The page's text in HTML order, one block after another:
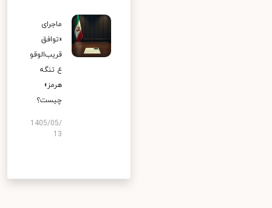
ماجرای
«توافق
قریب‌الوقو
ع تنگه
هرمز»
چیست؟
1405/05/
13